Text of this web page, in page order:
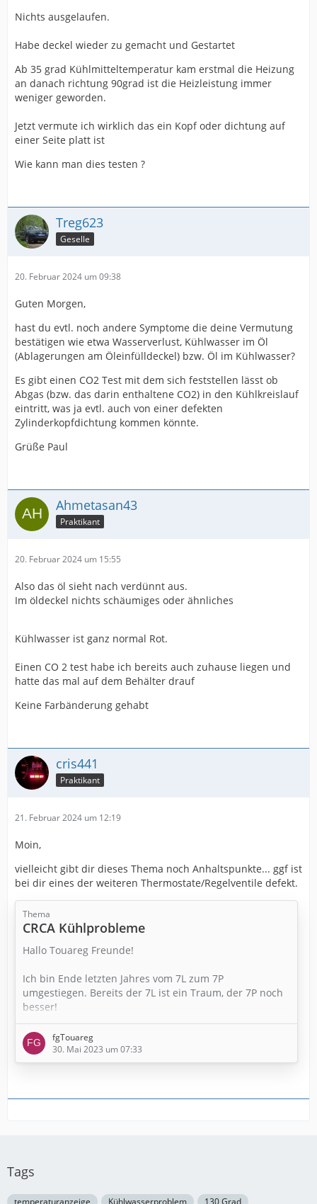
Nichts ausgelaufen.
Habe deckel wieder zu gemacht und Gestartet
Ab 35 grad Kühlmitteltemperatur kam erstmal die Heizung
an danach richtung 90grad ist die Heizleistung immer
weniger geworden.
Jetzt vermute ich wirklich das ein Kopf oder dichtung auf
einer Seite platt ist
Wie kann man dies testen ?
Treg623
Geselle
20. Februar 2024 um 09:38
Guten Morgen,
hast du evtl. noch andere Symptome die deine Vermutung
bestätigen wie etwa Wasserverlust, Kühlwasser im Öl
(Ablagerungen am Öleinfülldeckel) bzw. Öl im Kühlwasser?
Es gibt einen CO2 Test mit dem sich feststellen lässt ob
Abgas (bzw. das darin enthaltene CO2) in den Kühlkreislauf
eintritt, was ja evtl. auch von einer defekten
Zylinderkopfdichtung kommen könnte.
Grüße Paul
Ahmetasan43
Praktikant
20. Februar 2024 um 15:55
Also das öl sieht nach verdünnt aus.
Im öldeckel nichts schäumiges oder ähnliches
Kühlwasser ist ganz normal Rot.
Einen CO 2 test habe ich bereits auch zuhause liegen und
hatte das mal auf dem Behälter drauf
Keine Farbänderung gehabt
cris441
Praktikant
21. Februar 2024 um 12:19
Moin,
vielleicht gibt dir dieses Thema noch Anhaltspunkte... ggf ist
bei dir eines der weiteren Thermostate/Regelventile defekt.
Thema
CRCA Kühlprobleme
Hallo Touareg Freunde!
Ich bin Ende letzten Jahres vom 7L zum 7P
umgestiegen. Bereits der 7L ist ein Traum, der 7P noch
besser!
Gleich am Anfang habe ich schleichenden
Kühlmittelverlust bemerkt. Bis ich schlussendlich drauf
gekommen bin, das ich extrem viel Druck im
heiß. Trotz dessen zeigen Temperaturgeber G83,…
fgTouareg
30. Mai 2023 um 07:33
Tags